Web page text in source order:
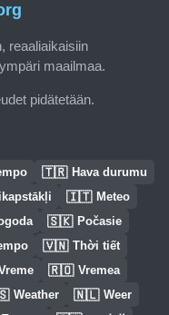
reaaliaikaisiin
maailmaa.
pidätetään.
🇹🇷 Hava durumu
🇮🇹 Meteo
🇸🇰 Počasie
🇻🇳 Thời tiết
🇷🇴 Vremea
Weather 🇳🇱 Weer